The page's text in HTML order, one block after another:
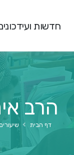
חדשות
הרב
דף הבית